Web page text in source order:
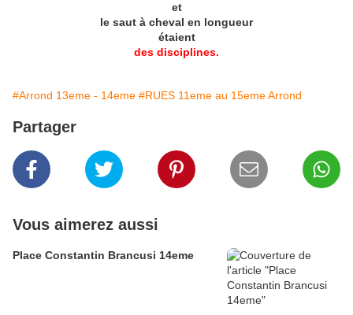
et
le saut à cheval en longueur
étaient
des disciplines.
#Arrond 13eme - 14eme #RUES 11eme au 15eme Arrond
Partager
Vous aimerez aussi
Place Constantin Brancusi 14eme